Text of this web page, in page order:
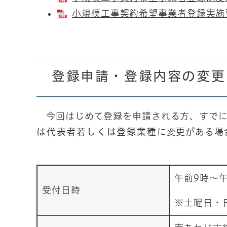
小規模工事契約希望事業者登録実
登録申請・登録内容の変
今回はじめて登録を申請される方、すで
は代表者若しくは登録業種 に変更がある
受付日時
午前9時～
※土曜日・